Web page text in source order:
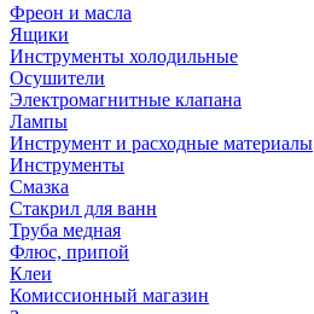
Фреон и масла
Ящики
Инструменты холодильные
Осушители
Электромагнитные клапана
Лампы
Инструмент и расходные материалы
Инструменты
Смазка
Стакрил для ванн
Труба медная
Флюс, припой
Клеи
Комиссионный магазин